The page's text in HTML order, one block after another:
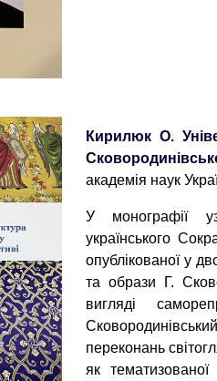
Кирилюк О.
академія наук
У монографії
українського
опублікованої у
та образи Г.
вигляді
переконань
як